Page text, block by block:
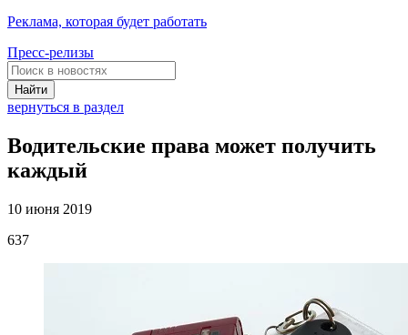
Реклама, которая будет работать
Пресс-релизы
Найти
вернуться в раздел
Водительские права может получить
каждый
10 июня 2019
637